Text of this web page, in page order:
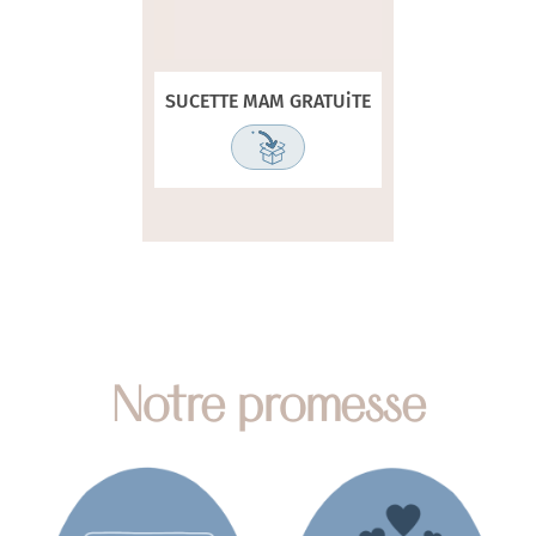
SUCETTE MAM GRATUiTE
Notre promesse